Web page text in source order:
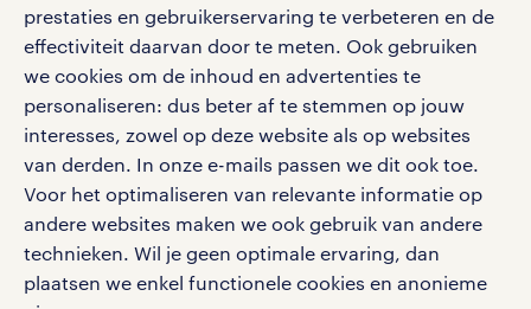
prestaties en gebruikerservaring te verbeteren en de
effectiviteit daarvan door te meten. Ook gebruiken
we cookies om de inhoud en advertenties te
personaliseren: dus beter af te stemmen op jouw
interesses, zowel op deze website als op websites
van derden. In onze e-mails passen we dit ook toe.
Voor het optimaliseren van relevante informatie op
andere websites maken we ook gebruik van andere
technieken. Wil je geen optimale ervaring, dan
plaatsen we enkel functionele cookies en anonieme
vacatures, solliciteren en inspiratie.
werken bij randstad
gebruikersvoorwaarden
privacystatement
cookies
disclaimer